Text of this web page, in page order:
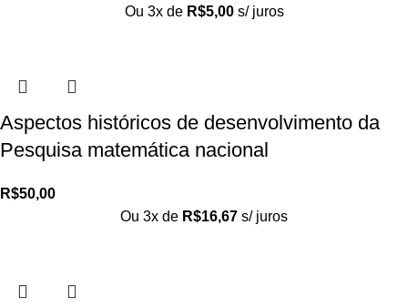
Ou 3x de R$5,00 s/ juros
Aspectos históricos de desenvolvimento da
Pesquisa matemática nacional
R$50,00
Ou 3x de R$16,67 s/ juros